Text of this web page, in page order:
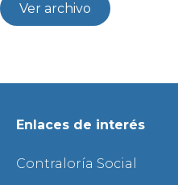
Ver archivo
Enlaces de interés
Contraloría Social